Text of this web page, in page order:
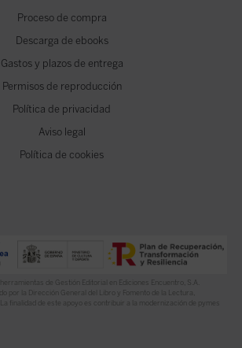
Proceso de compra
Descarga de ebooks
Gastos y plazos de entrega
Permisos de reproducción
Política de privacidad
Aviso legal
Política de cookies
de Gestión Editorial en Ediciones Encuentro, S.A.
por la Dirección General del Libro y Fomento de la Lectura,
finalidad de este apoyo es contribuir a la modernización de pymes